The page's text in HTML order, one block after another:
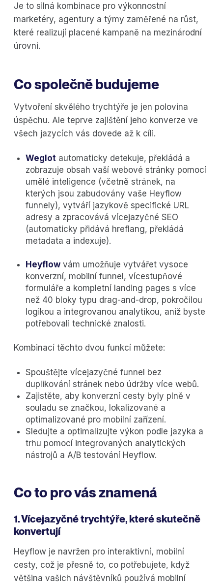
Je to silná kombinace pro výkonnostní
marketéry, agentury a týmy zaměřené na růst,
které realizují placené kampaně na mezinárodní
úrovni.
Co společně budujeme
Vytvoření skvělého trychtýře je jen polovina
úspěchu. Ale teprve zajištění jeho konverze ve
všech jazycích vás dovede až k cíli.
Weglot automaticky detekuje, překládá a
zobrazuje obsah vaší webové stránky pomocí
umělé inteligence (včetně stránek, na
kterých jsou zabudovány vaše Heyflow
funnely), vytváří jazykově specifické URL
adresy a zpracovává vícejazyčné SEO
(automaticky přidává hreflang, překládá
metadata a indexuje).
Heyflow vám umožňuje vytvářet vysoce
konverzní, mobilní funnel, vícestupňové
formuláře a kompletní landing pages s více
než 40 bloky typu drag-and-drop, pokročilou
logikou a integrovanou analytikou, aniž byste
potřebovali technické znalosti.
Kombinací těchto dvou funkcí můžete:
Spouštějte vícejazyčné funnel bez
duplikování stránek nebo údržby více webů.
Zajistěte, aby konverzní cesty byly plně v
souladu se značkou, lokalizované a
optimalizované pro mobilní zařízení.
Sledujte a optimalizujte výkon podle jazyka a
trhu pomocí integrovaných analytických
nástrojů a A/B testování Heyflow.
Co to pro vás znamená
1. Vícejazyčné trychtýře, které skutečně
konvertují
Heyflow je navržen pro interaktivní, mobilní
cesty, což je přesně to, co potřebujete, když
většina vašich návštěvníků používá mobilní